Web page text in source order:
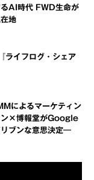
AI時代 FWD生命が
地
イフログ・シェア
によるマーケティン
ン×博報堂がGoogle
リブンな意思決定―